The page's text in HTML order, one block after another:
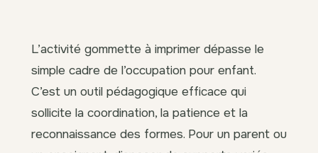
L’activité gommette à imprimer dépasse le
simple cadre de l’occupation pour enfant.
C’est un outil pédagogique efficace qui
sollicite la coordination, la patience et la
reconnaissance des formes. Pour un parent ou